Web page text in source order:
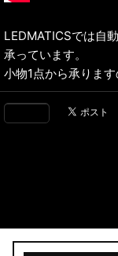
LEDMATICSでは自
承っています。
小物1点から承ります